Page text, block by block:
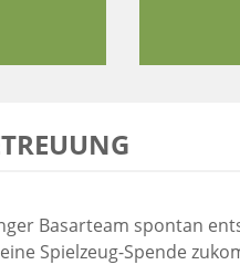
Basarteam spontan
Spielzeug-Spende